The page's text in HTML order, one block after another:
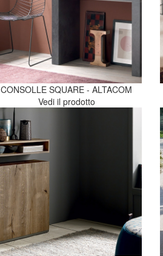
CONSOLLE SQUARE - ALTACOM
Vedi il prodotto